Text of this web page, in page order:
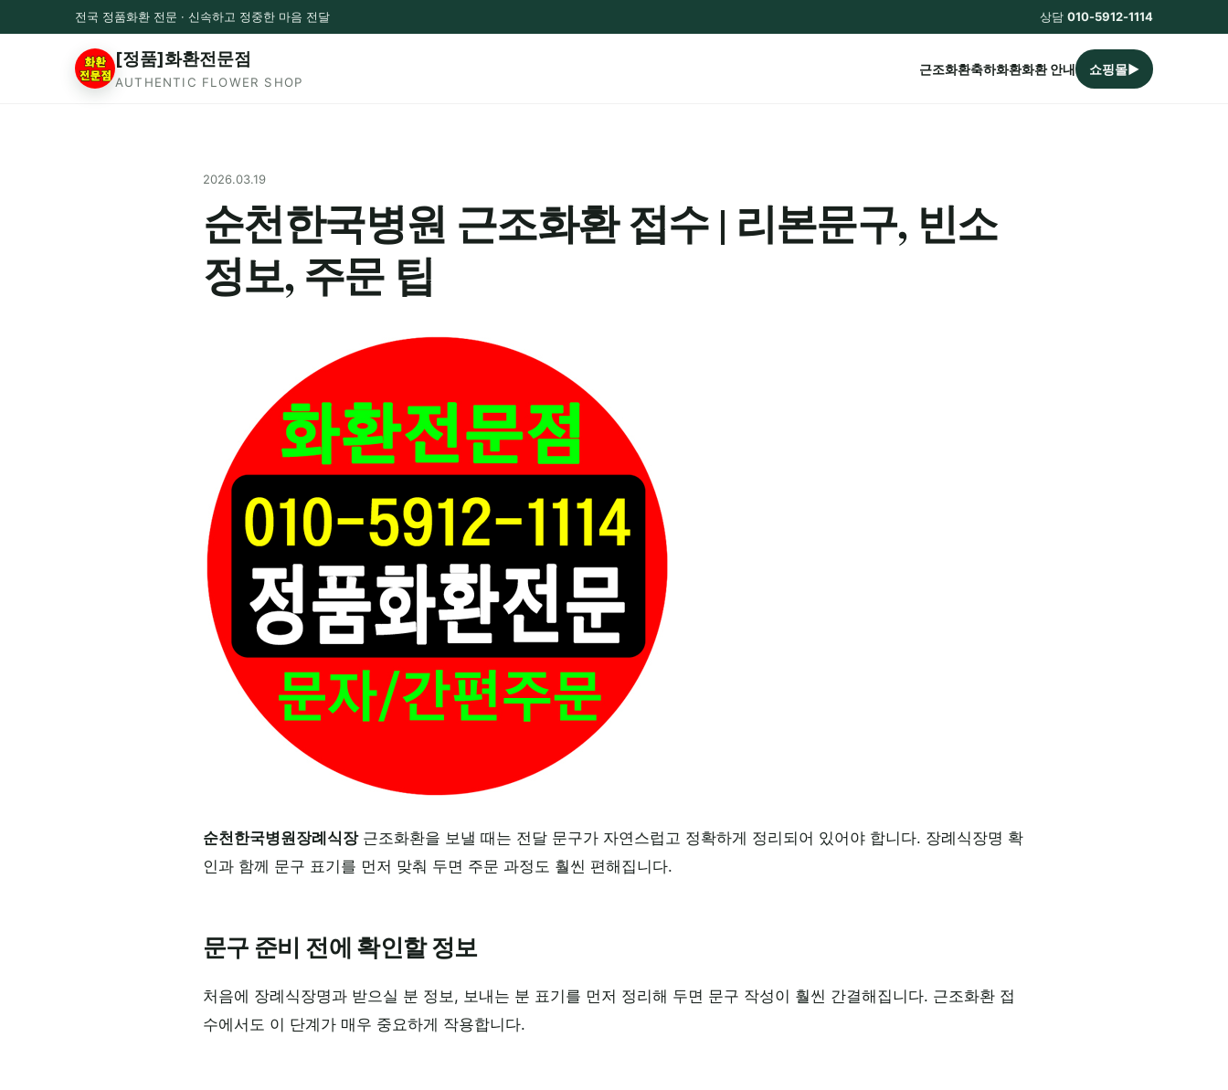
전국 정품화환 전문 · 신속하고 정중한 마음 전달 상담 010-5912-1114
[정품]화환전문점
AUTHENTIC FLOWER SHOP
근조화환축하화환화환 안내 쇼핑몰▶
2026.03.19
순천한국병원 근조화환 접수 | 리본문구, 빈소
정보, 주문 팁
순천한국병원장례식장근조화환을 보낼 때는 전달 문구가 자연스럽고 정확하게 정리되어 있어야 합니다. 장례식장명 확
인과 함께 문구 표기를 먼저 맞춰 두면 주문 과정도 훨씬 편해집니다.
문구 준비 전에 확인할 정보
처음에 장례식장명과 받으실 분 정보, 보내는 분 표기를 먼저 정리해 두면 문구 작성이 훨씬 간결해집니다. 근조화환 접
수에서도 이 단계가 매우 중요하게 작용합니다.